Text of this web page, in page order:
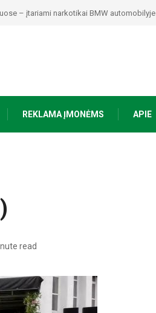
– įtariami narkotikai BMW automobilyje
REKLAMA ĮMONĖMS APIE
read